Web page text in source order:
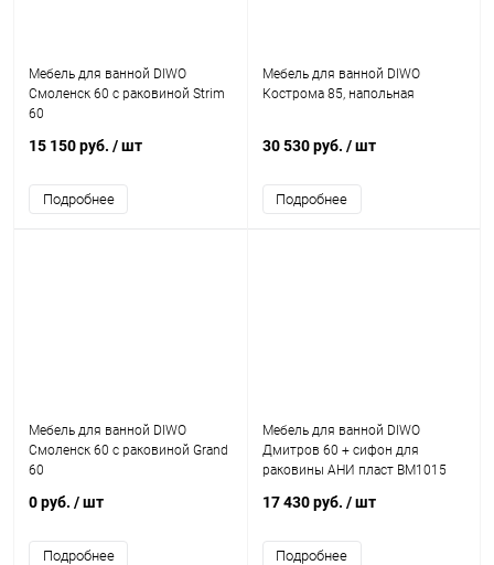
Мебель для ванной DIWO
Смоленск 60 с раковиной Strim
60
15 150 руб. / шт
Подробнее
Мебель для ванной DIWO
Кострома 85, напольная
30 530 руб. / шт
Подробнее
Мебель для ванной DIWO
Смоленск 60 с раковиной Grand
60
0 руб. / шт
Подробнее
Мебель для ванной DIWO
Дмитров 60 + сифон для
раковины АНИ пласт BM1015
17 430 руб. / шт
Подробнее